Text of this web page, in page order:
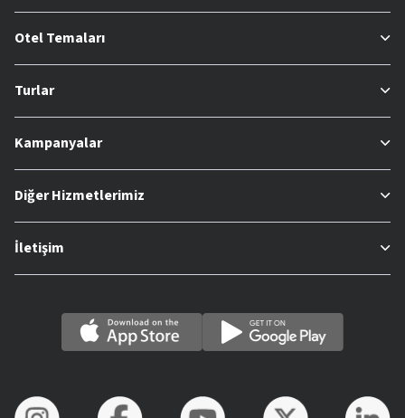
Otel Temaları
Turlar
Kampanyalar
Diğer Hizmetlerimiz
İletişim